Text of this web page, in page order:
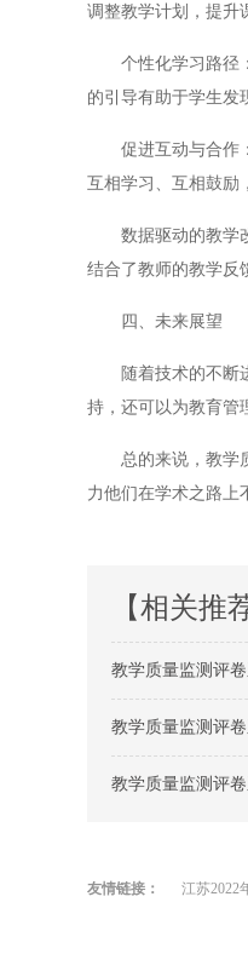
调整教学计划，提升
个性化学习路径：
的引导有助于学生发
促进互动与合作：
互相学习、互相鼓励
数据驱动的教学改
结合了教师的教学反
四、未来展望
随着技术的不断进
持，还可以为教育管
总的来说，教学质
力他们在学术之路上
【相关推
教学质量监测评
教学质量监测评
教学质量监测评
友情链接： 江苏2022